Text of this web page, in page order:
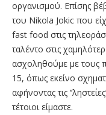
οργανισμού. Επίσης
του Nikola Jokic που
fast food στις
ταλέντο στις
ασχοληθούμε με τους
15, όπως εκείνο
αφήνοντας τις
τέτοιοι είμαστε.